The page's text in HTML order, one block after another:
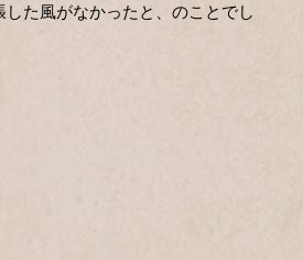
た風がなかったと、のことでし